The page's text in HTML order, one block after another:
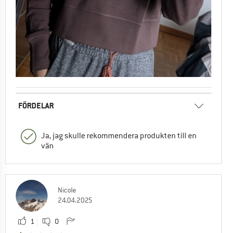
FÖRDELAR
Ja, jag skulle rekommendera produkten till en
vän
Nicole
24.04.2025
1 0